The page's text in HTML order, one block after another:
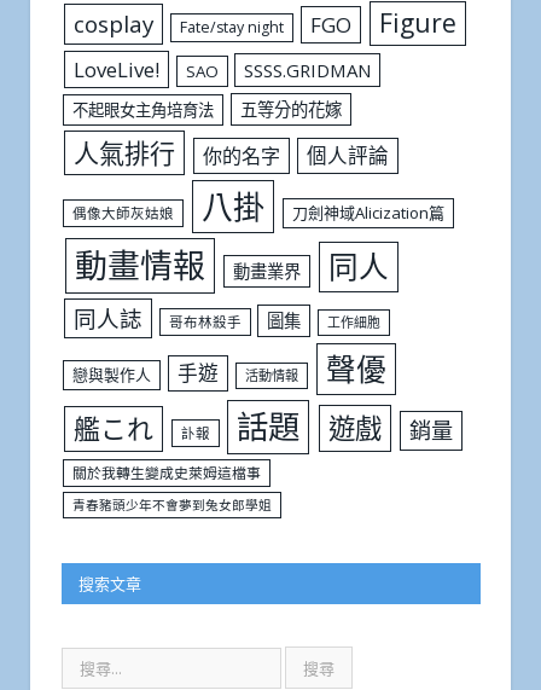
cosplay Fate/stay night FGO Figure
LoveLive! SAO SSSS.GRIDMAN
不起眼女主角培育法 五等分的花嫁
人氣排行 你的名字 個人評論
偶像大師灰姑娘 八掛 刀劍神域Alicization篇
動畫情報 動畫業界 同人
同人誌 哥布林殺手 圖集 工作細胞
戀與製作人 手遊 活動情報 聲優
艦これ 訃報 話題 遊戲 銷量
關於我轉生變成史萊姆這檔事
青春豬頭少年不會夢到兔女郎學姐
搜索文章